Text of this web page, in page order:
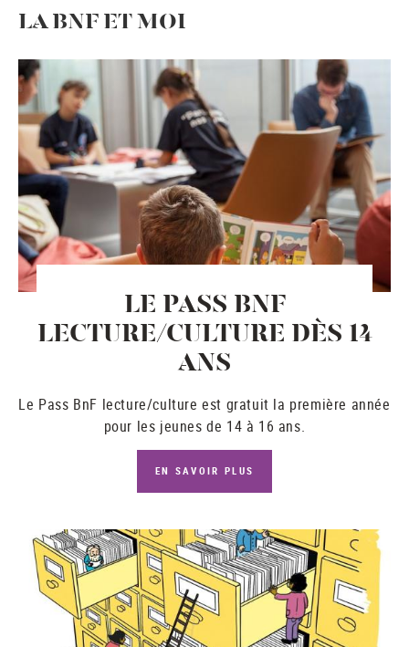
LA BNF ET MOI
LE PASS BNF
LECTURE/CULTURE DÈS 14
ANS
Le Pass BnF lecture/culture est gratuit la première année
pour les jeunes de 14 à 16 ans.
EN SAVOIR PLUS